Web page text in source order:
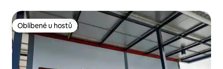
Oblíbené u hostů
Oblíbené u hostů